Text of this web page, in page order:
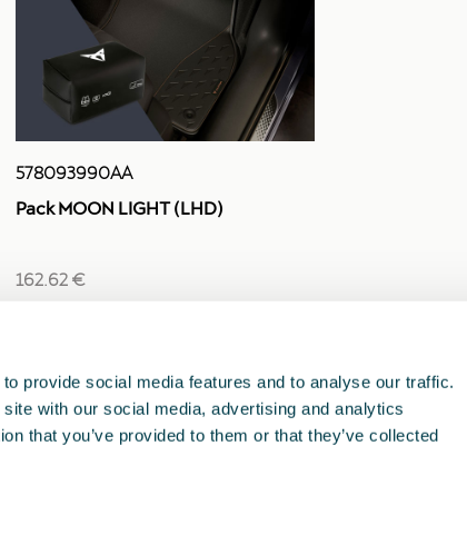
provide social media features and to analyse our traffic.
with our social media, advertising and analytics
that you’ve provided to them or that they’ve collected
578093990AA
Pack MOON LIGHT (LHD)
162.62 €